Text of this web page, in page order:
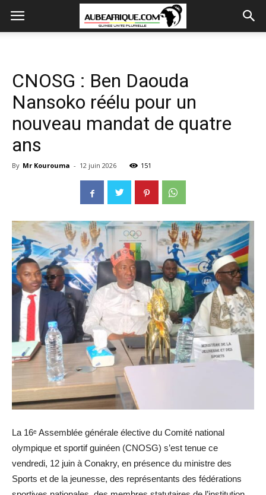
CNOSG : Ben Daouda
Nansoko réélu pour un
nouveau mandat de quatre
ans
By Mr Kourouma - 12 juin 2026 151
La 16ᵉ Assemblée générale élective du Comité national
olympique et sportif guinéen (CNOSG) s’est tenue ce
vendredi, 12 juin à Conakry, en présence du ministre des
Sports et de la jeunesse, des représentants des fédérations